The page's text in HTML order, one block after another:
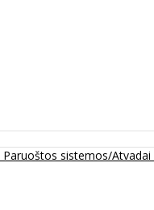
Paruoštos sistemos/Atvadai